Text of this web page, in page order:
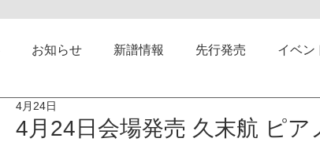
お知らせ 新譜情報 先行発売 イベン
報 楽譜
4月24日会場発売 久末航 ピ
4月24日